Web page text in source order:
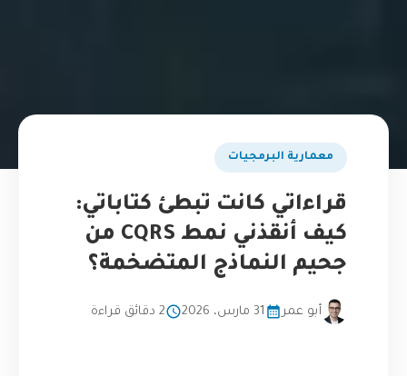
​معمارية البرمجيات
قراءاتي كانت تبطئ كتاباتي:
كيف أنقذني نمط CQRS من
جحيم النماذج المتضخمة؟
أبو عمر 31 مارس، 2026 2 دقائق قراءة